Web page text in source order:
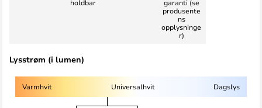
holdbar
garanti (se
produsente
ns
opplysninge
r)
Lysstrøm (i lumen)
Varmhvit Universalhvit Dagslys